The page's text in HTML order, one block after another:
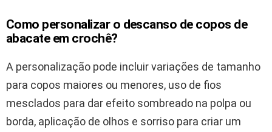
Como personalizar o descanso de copos de
abacate em crochê?
A personalização pode incluir variações de tamanho
para copos maiores ou menores, uso de fios
mesclados para dar efeito sombreado na polpa ou
borda, aplicação de olhos e sorriso para criar um